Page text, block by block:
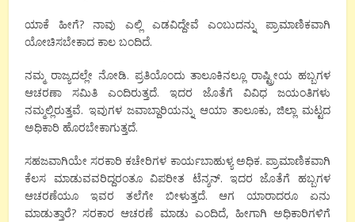
ಯಾಕೆ ಹೀಗೆ? ನಾವು ಎಲ್ಲಿ ಎಡವಿದ್ದೇವೆ ಎಂಬುದನ್ನು ಪ್ರಾಮಾಣಿಕವಾಗಿ
ಯೋಚಿಸಬೇಕಾದ ಕಾಲ ಬಂದಿದೆ.
ನಮ್ಮ ರಾಜ್ಯದಲ್ಲೇ ನೋಡಿ. ಪ್ರತಿಯೊಂದು ತಾಲೂಕಿನಲ್ಲೂ ರಾಷ್ಟ್ರೀಯ ಹಬ್ಬಗಳ
ಆಚರಣಾ ಸಮಿತಿ ಎಂದಿರುತ್ತದೆ. ಇದರ ಜೊತೆಗೆ ವಿವಿಧ ಜಯಂತಿಗಳು
ನಮ್ಮಲ್ಲಿರುತ್ತವೆ. ಇವುಗಳ ಜವಾಬ್ದಾರಿಯನ್ನು ಆಯಾ ತಾಲೂಕು, ಜಿಲ್ಲಾ ಮಟ್ಟದ
ಅಧಿಕಾರಿ ಹೊರಬೇಕಾಗುತ್ತದೆ.
ಸಹಜವಾಗಿಯೇ ಸರಕಾರಿ ಕಚೇರಿಗಳ ಕಾರ್ಯಬಾಹುಳ್ಯ ಅಧಿಕ. ಪ್ರಾಮಾಣಿಕವಾಗಿ
ಕೆಲಸ ಮಾಡುವವರಿದ್ದರಂತೂ ವಿಪರೀತ ಟೆನ್ಶನ್. ಇದರ ಜೊತೆಗೆ ಹಬ್ಬಗಳ
ಆಚರಣೆಯೂ ಇವರ ತಲೆಗೇ ಬೀಳುತ್ತದೆ. ಆಗ ಯಾರಾದರೂ ಏನು
ಮಾಡುತ್ತಾರೆ? ಸರಕಾರ ಆಚರಣೆ ಮಾಡು ಎಂದಿದೆ, ಹೀಗಾಗಿ ಅಧಿಕಾರಿಗಳಿಗೆ